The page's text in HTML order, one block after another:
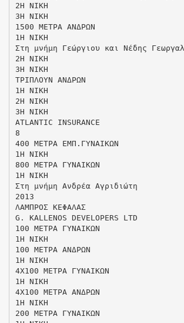
2Η ΝΙΚΗ
3Η ΝΙΚΗ
1500 ΜΕΤΡΑ ΑΝΔΡΩΝ
1Η ΝΙΚΗ
Στη μνήμη Γεώργιου και Νέδης
2Η ΝΙΚΗ
3Η ΝΙΚΗ
ΤΡΙΠΛΟΥΝ ΑΝΔΡΩΝ
1Η ΝΙΚΗ
2Η ΝΙΚΗ
3Η ΝΙΚΗ
ATLANTIC INSURANCE
8
400 ΜΕΤΡΑ ΕΜΠ.ΓΥΝΑΙΚΩΝ
1Η ΝΙΚΗ
800 ΜΕΤΡΑ ΓΥΝΑΙΚΩΝ
1H NIKH
Στη μνήμη Ανδρέα Αγριδιώτη
2013
ΛΑΜΠΡΟΣ ΚΕΦΑΛΑΣ
G. KALLENOS DEVELOPERS LTD
100 ΜΕΤΡΑ ΓΥΝΑΙΚΩΝ
1Η ΝΙΚΗ
100 ΜΕΤΡΑ ΑΝΔΡΩΝ
1Η ΝΙΚΗ
4Χ100 ΜΕΤΡΑ ΓΥΝΑΙΚΩΝ
1Η ΝΙΚΗ
4Χ100 ΜΕΤΡΑ ΑΝΔΡΩΝ
1Η ΝΙΚΗ
200 ΜΕΤΡΑ ΓΥΝΑΙΚΩΝ